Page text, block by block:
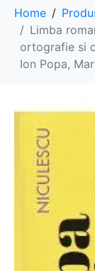
Home
Limba
ortografie si
Ion Popa,